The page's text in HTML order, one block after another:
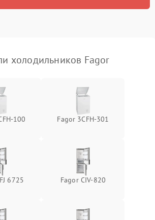
2000 ₽ Подробнее →
холодильников Fagor
100 Fagor 3CFH-301
6725 Fagor CIV-820